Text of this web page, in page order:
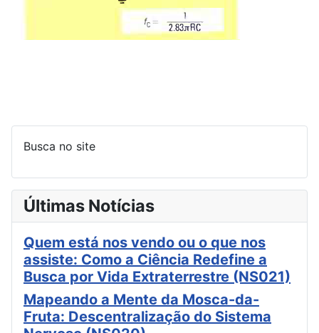
Busca no site
Últimas Notícias
Quem está nos vendo ou o que nos
assiste: Como a Ciência Redefine a
Busca por Vida Extraterrestre (NS021)
Mapeando a Mente da Mosca-da-
Fruta: Descentralização do Sistema